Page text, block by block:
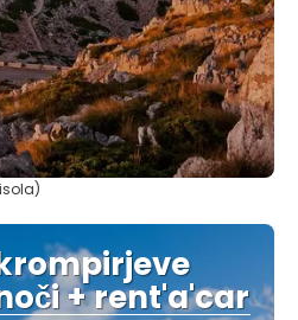
Vedere
krompirjeve
+ rent'a'car